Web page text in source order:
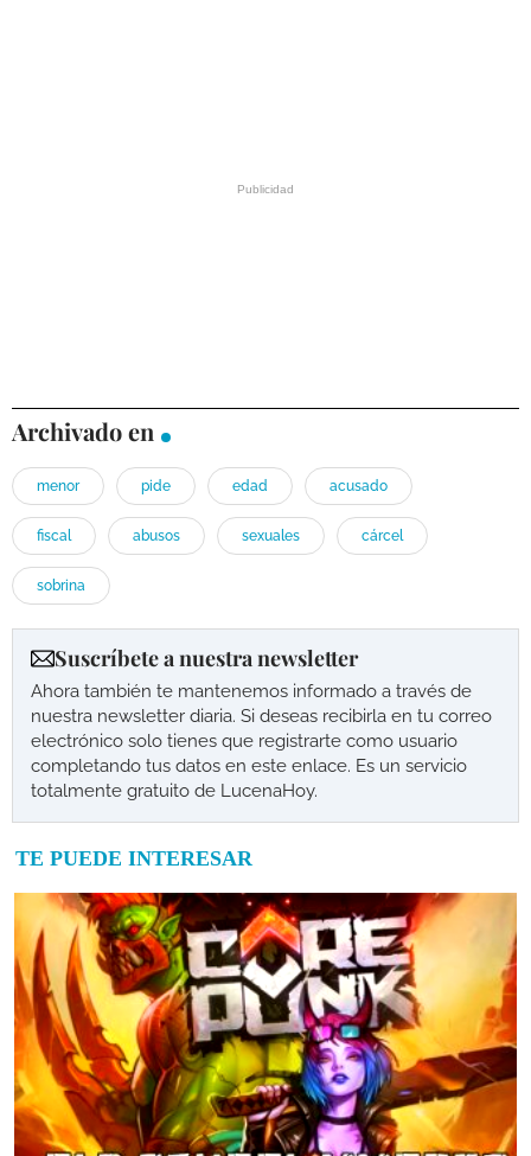
Archivado en
menor pide edad acusado
fiscal abusos sexuales cárcel
sobrina
Suscríbete a nuestra newsletter
Ahora también te mantenemos informado a través de
nuestra newsletter diaria. Si deseas recibirla en tu correo
electrónico solo tienes que registrarte como usuario
completando tus datos en este enlace. Es un servicio
totalmente gratuito de LucenaHoy.
TE PUEDE INTERESAR